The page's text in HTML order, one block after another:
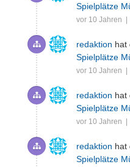
Spielplätze
vor 10 Jahren |
redaktion hat
Spielplätze
vor 10 Jahren |
redaktion hat
Spielplätze
vor 10 Jahren |
redaktion hat
Spielplätze